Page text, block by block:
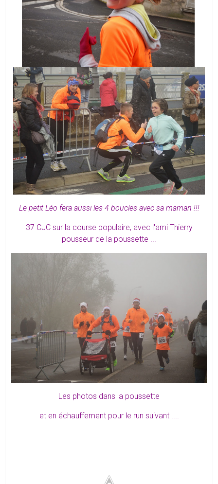
Le petit Léo fera aussi les 4 boucles avec sa maman !!!
37 CJC sur la course populaire, avec l'ami Thierry
pousseur de la poussette ...
Les photos dans la poussette
et en échauffement pour le run suivant ....